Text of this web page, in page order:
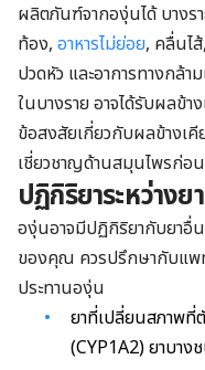
ผลิตภันฑ์จากองุ่นได้ บางร
ท้อง, อาหารไม่ย่อย, คลื่นไส้
ปวดหัว และอาการทางกล้า
ในบางราย อาจได้รับผลข้า
ข้อสงสัยเกี่ยวกับผลข้างเ
เชี่ยวชาญด้านสมุนไพรก่อ
ปฏิกิริยาระหว่างยา
องุ่นอาจมีปฏิกิริยากับยาอื่
ของคุณ ควรปรึกษากับแพ
ประทานองุ่น
ยาที่เปลี่ยนสภาพที่
(CYP1A2) ยาบาง